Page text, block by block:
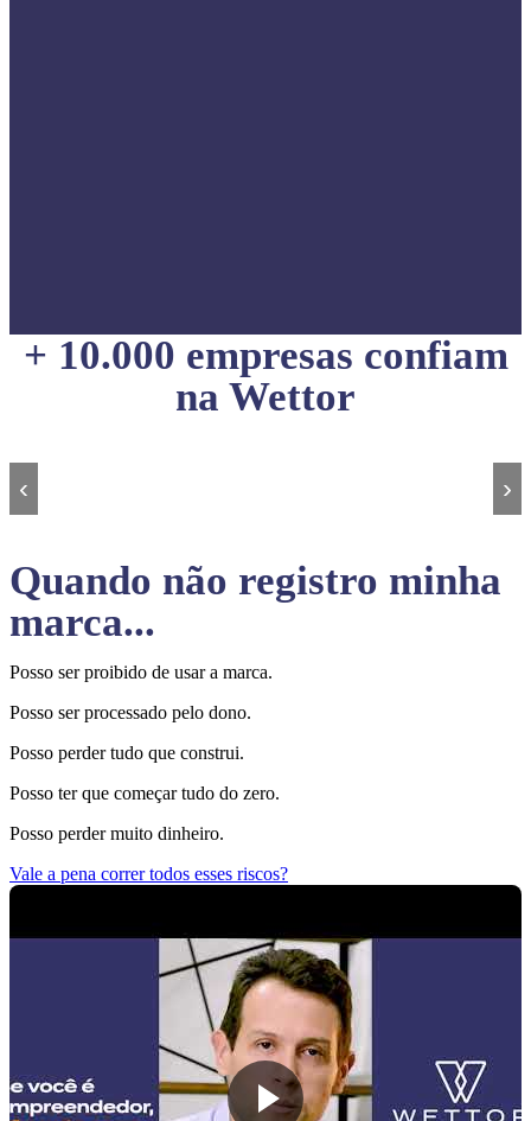
+ 10.000 empresas confiam
na Wettor
‹ ›
Quando não registro minha
marca...
Posso ser proibido de usar a marca.
Posso ser processado pelo dono.
Posso perder tudo que construi.
Posso ter que começar tudo do zero.
Posso perder muito dinheiro.
Vale a pena correr todos esses riscos?